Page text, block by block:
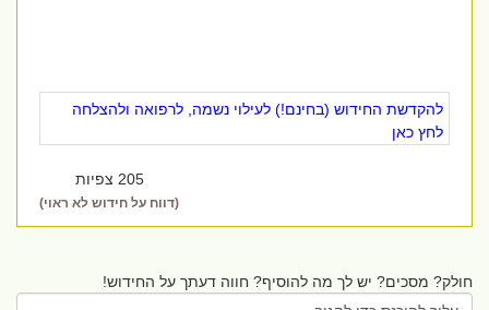
להקדשת החידוש (בחינם!) לעילוי נשמה, לרפואה ולהצלחה
לחץ כאן
205 צפיות
(דווח על חידוש לא ראוי)
חולק? מסכים? יש לך מה להוסיף? חווה דעתך על החידוש!